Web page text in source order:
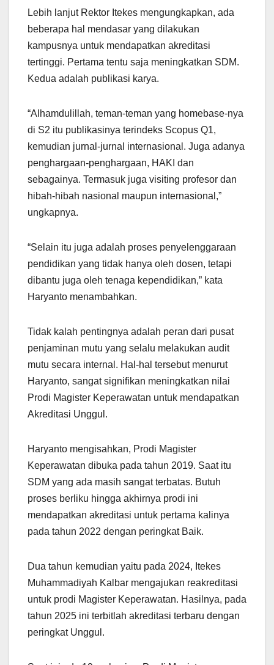
Lebih lanjut Rektor Itekes mengungkapkan, ada
beberapa hal mendasar yang dilakukan
kampusnya untuk mendapatkan akreditasi
tertinggi. Pertama tentu saja meningkatkan SDM.
Kedua adalah publikasi karya.
“Alhamdulillah, teman-teman yang homebase-nya
di S2 itu publikasinya terindeks Scopus Q1,
kemudian jurnal-jurnal internasional. Juga adanya
penghargaan-penghargaan, HAKI dan
sebagainya. Termasuk juga visiting profesor dan
hibah-hibah nasional maupun internasional,”
ungkapnya.
“Selain itu juga adalah proses penyelenggaraan
pendidikan yang tidak hanya oleh dosen, tetapi
dibantu juga oleh tenaga kependidikan,” kata
Haryanto menambahkan.
Tidak kalah pentingnya adalah peran dari pusat
penjaminan mutu yang selalu melakukan audit
mutu secara internal. Hal-hal tersebut menurut
Haryanto, sangat signifikan meningkatkan nilai
Prodi Magister Keperawatan untuk mendapatkan
Akreditasi Unggul.
Haryanto mengisahkan, Prodi Magister
Keperawatan dibuka pada tahun 2019. Saat itu
SDM yang ada masih sangat terbatas. Butuh
proses berliku hingga akhirnya prodi ini
mendapatkan akreditasi untuk pertama kalinya
pada tahun 2022 dengan peringkat Baik.
Dua tahun kemudian yaitu pada 2024, Itekes
Muhammadiyah Kalbar mengajukan reakreditasi
untuk prodi Magister Keperawatan. Hasilnya, pada
tahun 2025 ini terbitlah akreditasi terbaru dengan
peringkat Unggul.